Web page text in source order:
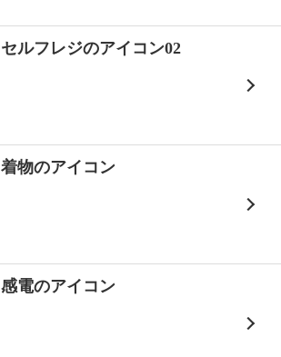
セルフレジのアイコン02
着物のアイコン
感電のアイコン